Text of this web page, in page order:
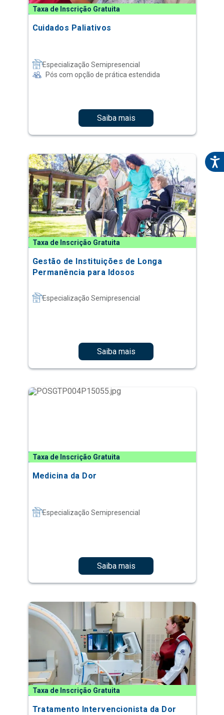
Taxa de Inscrição Gratuita
Cuidados Paliativos
Especialização Semipresencial
Pós com opção de prática estendida
Saiba mais
Taxa de Inscrição Gratuita
Gestão de Instituições de Longa
Permanência para Idosos
Especialização Semipresencial
Saiba mais
Taxa de Inscrição Gratuita
Medicina da Dor
Especialização Semipresencial
Saiba mais
Taxa de Inscrição Gratuita
Tratamento Intervencionista da Dor